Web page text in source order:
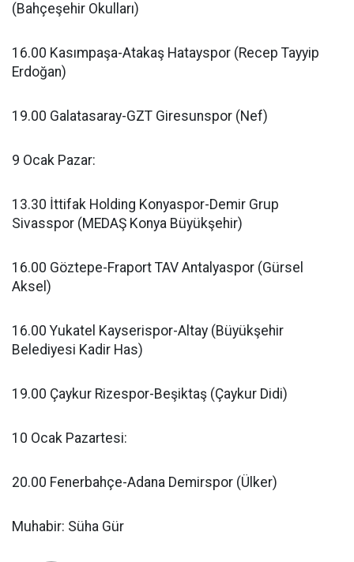
(Bahçeşehir Okulları)
16.00 Kasımpaşa-Atakaş Hatayspor (Recep Tayyip
Erdoğan)
19.00 Galatasaray-GZT Giresunspor (Nef)
9 Ocak Pazar:
13.30 İttifak Holding Konyaspor-Demir Grup
Sivasspor (MEDAŞ Konya Büyükşehir)
16.00 Göztepe-Fraport TAV Antalyaspor (Gürsel
Aksel)
16.00 Yukatel Kayserispor-Altay (Büyükşehir
Belediyesi Kadir Has)
19.00 Çaykur Rizespor-Beşiktaş (Çaykur Didi)
10 Ocak Pazartesi:
20.00 Fenerbahçe-Adana Demirspor (Ülker)
Muhabir: Süha Gür